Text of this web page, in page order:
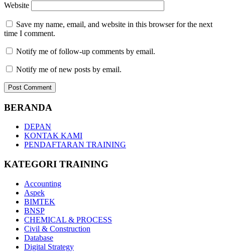
Website
Save my name, email, and website in this browser for the next
time I comment.
Notify me of follow-up comments by email.
Notify me of new posts by email.
BERANDA
DEPAN
KONTAK KAMI
PENDAFTARAN TRAINING
KATEGORI TRAINING
Accounting
Aspek
BIMTEK
BNSP
CHEMICAL & PROCESS
Civil & Construction
Database
Digital Strategy